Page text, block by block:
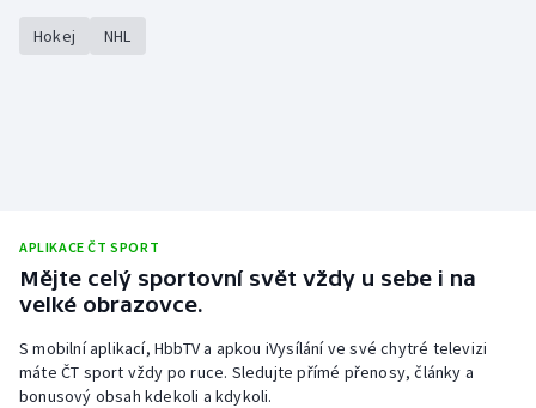
Hokej NHL
APLIKACE ČT SPORT
Mějte celý sportovní svět vždy u sebe i na
velké obrazovce.
S mobilní aplikací, HbbTV a apkou iVysílání ve své chytré televizi
máte ČT sport vždy po ruce. Sledujte přímé přenosy, články a
bonusový obsah kdekoli a kdykoli.